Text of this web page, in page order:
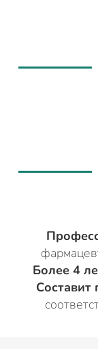
Более 4